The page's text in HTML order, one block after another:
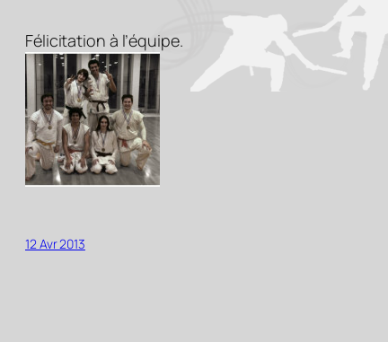
Félicitation à l’équipe.
12 Avr 2013